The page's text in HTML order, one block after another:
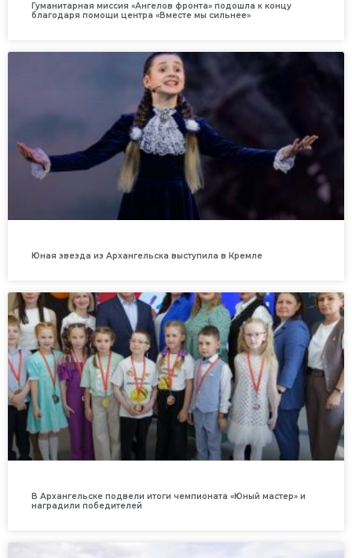
Гуманитарная миссия «Ангелов фронта» подошла к концу
благодаря помощи центра «Вместе мы сильнее»
Юная звезда из Архангельска выступила в Кремле
В Архангельске подвели итоги чемпионата «Юный мастер» и
наградили победителей